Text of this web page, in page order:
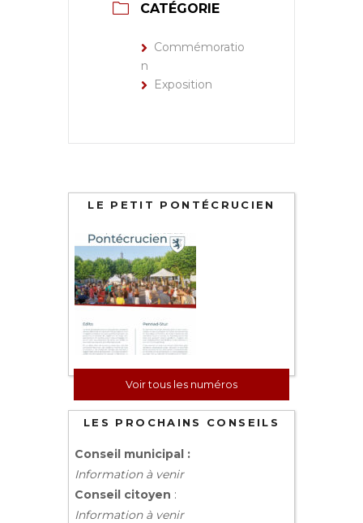
CATÉGORIE
Commémoratio
n
Exposition
LE PETIT PONTÉCRUCIEN
Voir tous les numéros
LES PROCHAINS CONSEILS
Conseil municipal :
Information à venir
Conseil citoyen :
Information à venir